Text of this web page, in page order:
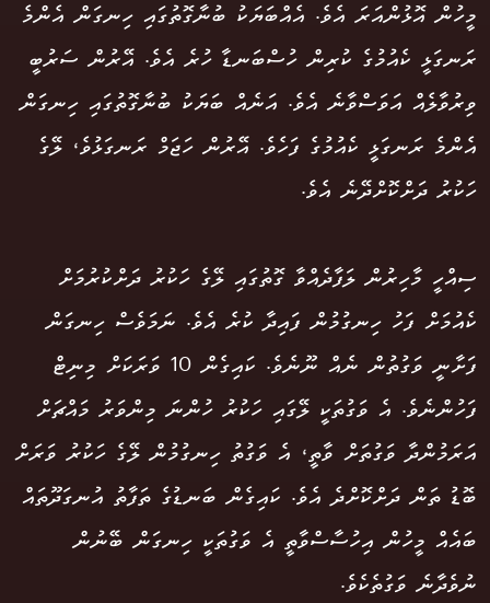
މީހުން އޮޅުންއަރަ އެވެ. އެއްބަޔަކު ބުނާގޮތުގައި ހިނގަން އެންމެ
ރަނގަޅީ ކެއުމުގެ ކުރިން ހުސްބަނޑާ ހުރެ އެވެ. އޭރުން ސަރުބީ
ވިރުވާލެއް އަވަސްވާނެ އެވެ. އަނެއް ބަޔަކު ބުނާގޮތުގައި ހިނގަން
އެންމެ ރަނގަޅީ ކެއުމުގެ ފަހެވެ. އޭރުން ހަޖަމް ރަނގަޅުވެ، ލޭގެ
ހަކުރު ދަށްކޮށްދޭނެ އެވެ.
ސިއްހީ މާހިރުން ލަފާދެއްވާ ގޮތުގައި ލޭގެ ހަކުރު ދަށްކުރުމަށް
ކެއުމަށް ފަހު ހިނގުމުން ފައިދާ ކުރެ އެވެ. ނަމަވެސް ހިނގަން
ފަށާނީ ވަގުތުން ނެއް ނޫނެވެ. ކައިގެން 10 ވަރަކަށް މިނިޓް
ފަހުންނެވެ. އެ ވަގުތަކީ ލޭގައި ހަކުރު ހުންނަ މިންވަރު މައްޗަށް
އަރަމުންދާ ވަގުތަށް ވާތީ، އެ ވަގުތު ހިނގުމުން ލޭގެ ހަކުރު ވަރަށް
ބޮޑު ތަން ދަށްކޮށްދެ އެވެ. ކައިގެން ބަނޑުގެ ތަފާތު އުނގަދޫތައް
ބައެއް މީހުން އިހުސާސްވާތީ އެ ވަގުތަކީ ހިނގަން ބޭނުން
ނުވެދާނެ ވަގުތެކެވެ.